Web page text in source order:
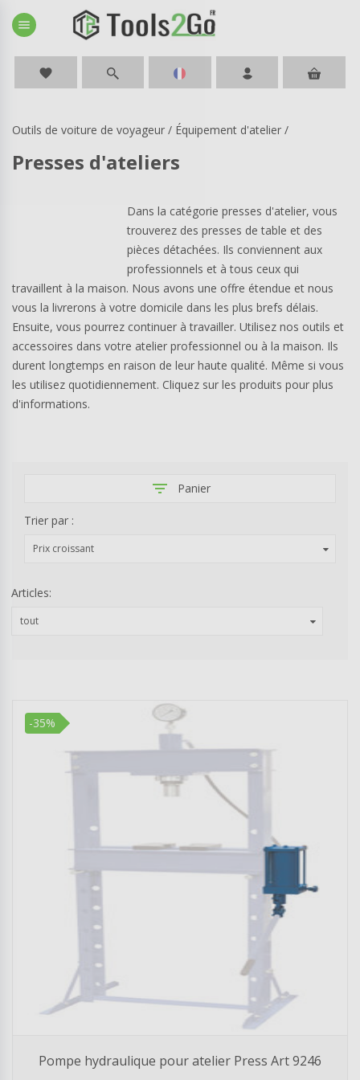
menu
favorite
Outils de voiture de voyageur / Équipement d'atelier /
Presses d'ateliers
Dans la catégorie presses d'atelier, vous
trouverez des presses de table et des
pièces détachées. Ils conviennent aux
professionnels et à tous ceux qui
travaillent à la maison. Nous avons une offre étendue et nous
vous la livrerons à votre domicile dans les plus brefs délais.
Ensuite, vous pourrez continuer à travailler. Utilisez nos outils et
accessoires dans votre atelier professionnel ou à la maison. Ils
durent longtemps en raison de leur haute qualité. Même si vous
les utilisez quotidiennement. Cliquez sur les produits pour plus
d'informations.
filter_list Panier
Trier par :
Prix croissant
Articles:
tout
-35%
Pompe hydraulique pour atelier Press Art 9246